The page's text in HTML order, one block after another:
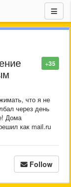
+35
что я не
через день
Дома
как mail.ru
Follow